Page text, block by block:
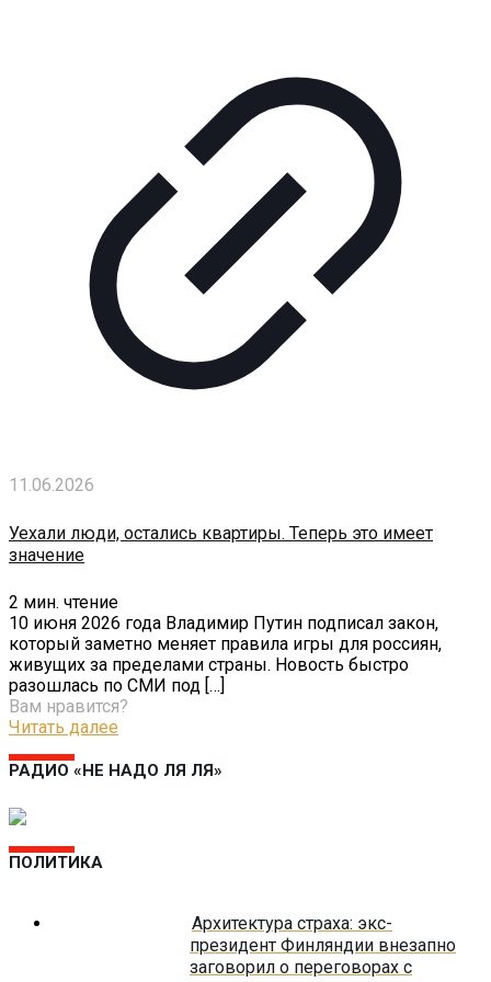
11.06.2026
Уехали люди, остались квартиры. Теперь это имеет
значение
2 мин. чтение
10 июня 2026 года Владимир Путин подписал закон,
который заметно меняет правила игры для россиян,
живущих за пределами страны. Новость быстро
разошлась по СМИ под […]
Вам нравится?
Читать далее
РАДИО «НЕ НАДО ЛЯ ЛЯ»
ПОЛИТИКА
Архитектура страха: экс-
президент Финляндии внезапно
заговорил о переговорах с